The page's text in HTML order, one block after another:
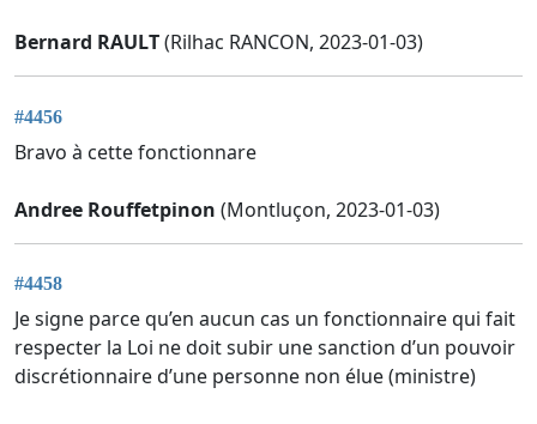
Bernard RAULT(Rilhac RANCON, 2023-01-03)
#4456
Bravo à cette fonctionnare
Andree Rouffetpinon (Montluçon, 2023-01-03)
#4458
Je signe parce qu’en aucun cas un fonctionnaire qui fait
respecter la Loi ne doit subir une sanction d’un pouvoir
discrétionnaire d’une personne non élue (ministre)